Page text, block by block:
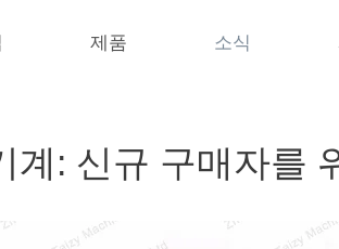
제품 소식
계: 신규 구매자를